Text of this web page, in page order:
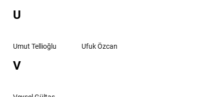
U
Umut Tellioğlu Ufuk Özcan
V